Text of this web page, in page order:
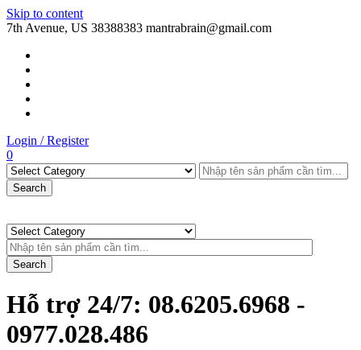
Skip to content
7th Avenue, US 38388383 mantrabrain@gmail.com
Login / Register
0
Search
Search
Hỗ trợ 24/7: 08.6205.6968 -
0977.028.486